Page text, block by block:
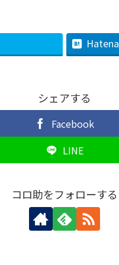
Hatena
シェアする
Facebook
LINE
コロ助をフォローする